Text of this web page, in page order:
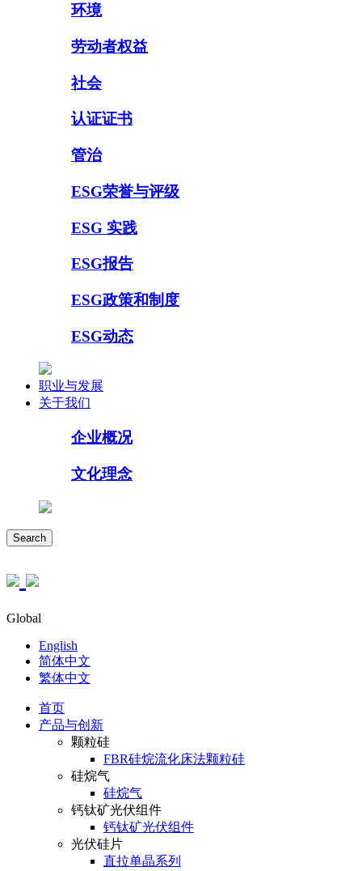
环境
劳动者权益
社会
认证证书
管治
ESG荣誉与评级
ESG 实践
ESG报告
ESG政策和制度
ESG动态
职业与发展
关于我们
企业概况
文化理念
Search
Global
English
简体中文
繁体中文
首页
产品与创新
颗粒硅
FBR硅烷流化床法颗粒硅
硅烷气
硅烷气
钙钛矿光伏组件
钙钛矿光伏组件
光伏硅片
直拉单晶系列